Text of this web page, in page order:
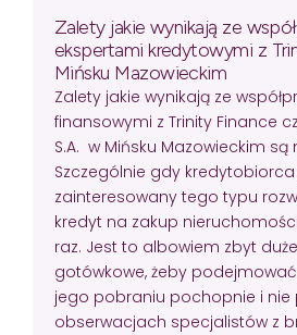
Zalety jakie wynikają ze
ekspertami kredytowymi z
Mińsku Mazowieckim
Zalety jakie wynikają ze
finansowymi z Trinity Finance
S.A. w Mińsku Mazowieckim
Szczególnie gdy
zainteresowany tego typu
kredyt na zakup
raz. Jest to albowiem zbyt
gotówkowe, żeby
jego pobraniu pochopnie i
obserwacjach specjalistów z